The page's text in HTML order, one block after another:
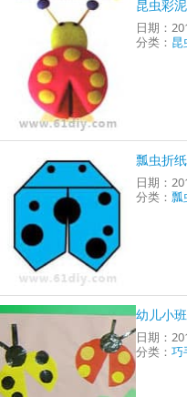
昆虫彩
日期：
分类： 昆
瓢虫折
日期：
分类：瓢
幼儿小
日期：
分类：巧